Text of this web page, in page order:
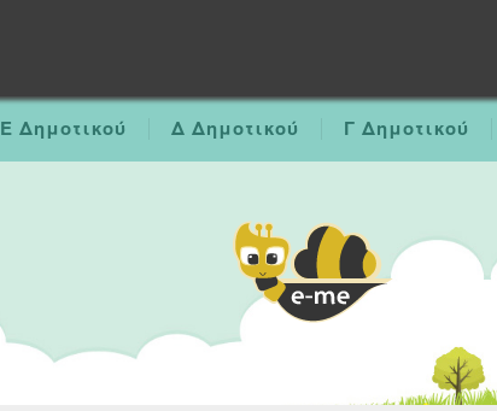
Ε Δημοτικού Δ Δημοτικού Γ Δημοτικού